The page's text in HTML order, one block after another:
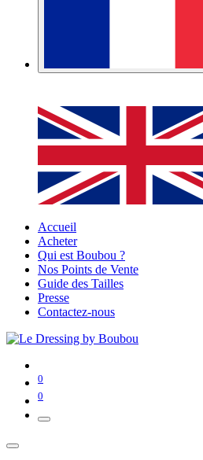
Accueil
Acheter
Qui est Boubou ?
Nos Points de Vente
Guide des Tailles
Presse
Contactez-nous
0
0